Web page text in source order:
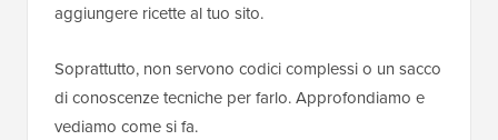
aggiungere ricette al tuo sito.
Soprattutto, non servono codici complessi o un sacco
di conoscenze tecniche per farlo. Approfondiamo e
vediamo come si fa.